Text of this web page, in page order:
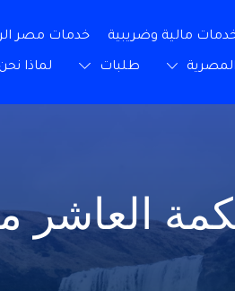
مالية وضريبية خدمات مصر
طلبات لماذا نحن
العاشر